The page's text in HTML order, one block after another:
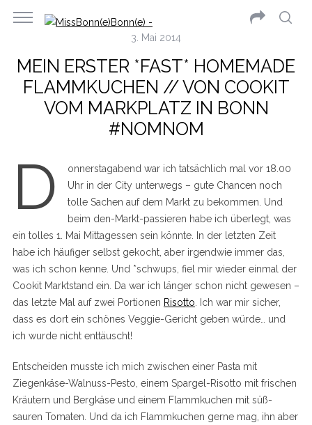
3. Mai 2014
MEIN ERSTER *FAST* HOMEMADE
FLAMMKUCHEN // VON COOKIT
VOM MARKPLATZ IN BONN
#NOMNOM
D
onnerstagabend war ich tatsächlich mal vor 18.00
Uhr in der City unterwegs – gute Chancen noch
tolle Sachen auf dem Markt zu bekommen. Und
beim den-Markt-passieren habe ich überlegt, was
ein tolles 1. Mai Mittagessen sein könnte. In der letzten Zeit
habe ich häufiger selbst gekocht, aber irgendwie immer das,
was ich schon kenne. Und *schwups, fiel mir wieder einmal der
Cookit Marktstand ein. Da war ich länger schon nicht gewesen –
das letzte Mal auf zwei Portionen Risotto . Ich war mir sicher,
dass es dort ein schönes Veggie-Gericht geben würde… und
ich wurde nicht enttäuscht!
Entscheiden musste ich mich zwischen einer Pasta mit
Ziegenkäse-Walnuss-Pesto, einem Spargel-Risotto mit frischen
Kräutern und Bergkäse und einem Flammkuchen mit süß-
sauren Tomaten. Und da ich Flammkuchen gerne mag, ihn aber